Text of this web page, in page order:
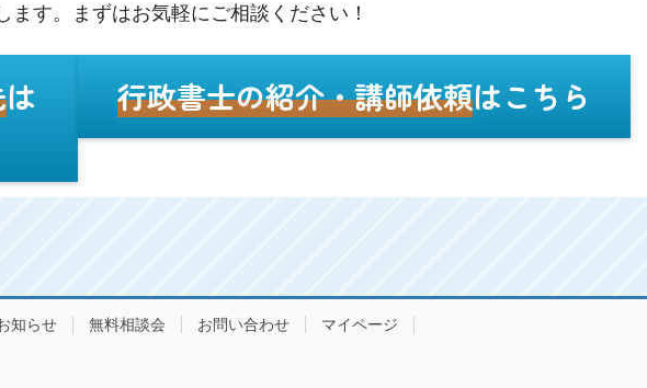
ます。まずはお気軽にご相談ください！
は
行政書士の紹介・講師依頼はこちら
知らせ 無料相談会 お問い合わせ マイページ